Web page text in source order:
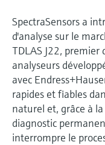
SpectraSensors a
d'analyse sur le
TDLAS J22, premier
analyseurs
avec
rapides et fiables
naturel et, grâce à
diagnostic
interrompre le